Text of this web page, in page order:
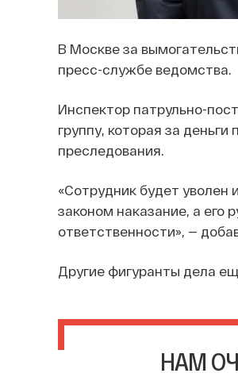
В Москве за
пресс-службе ведомства.
Инспектор патрульно-
группу, которая за
преследования.
«Сотрудник будет уволен
законом наказание, а его
ответственности», —
Другие фигуранты дела
НАМ